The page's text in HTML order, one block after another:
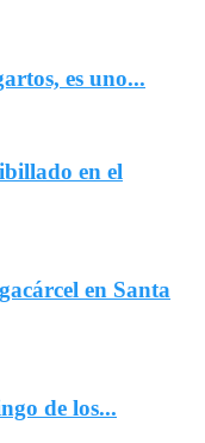
es uno...
en el
en Santa
de los...